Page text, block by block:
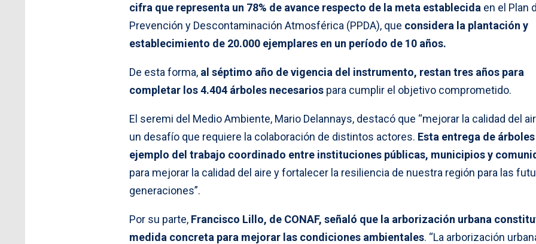
cifra que representa un 78% de avance respecto de la meta establecida en el Plan
Prevención y Descontaminación Atmosférica (PPDA), que considera la plantación y
establecimiento de 20.000 ejemplares en un período de 10 años.
De esta forma, al séptimo año de vigencia del instrumento, restan tres años para
completar los 4.404 árboles necesarios para cumplir el objetivo comprometido.
El seremi del Medio Ambiente, Mario Delannays, destacó que “mejorar la calidad del
un desafío que requiere la colaboración de distintos actores. Esta entrega de árboles
ejemplo del trabajo coordinado entre instituciones públicas, municipios y
para mejorar la calidad del aire y fortalecer la resiliencia de nuestra región para las
generaciones”.
Por su parte, Francisco Lillo, de CONAF, señaló que la arborización urbana
medida concreta para mejorar las condiciones ambientales. “La arborización